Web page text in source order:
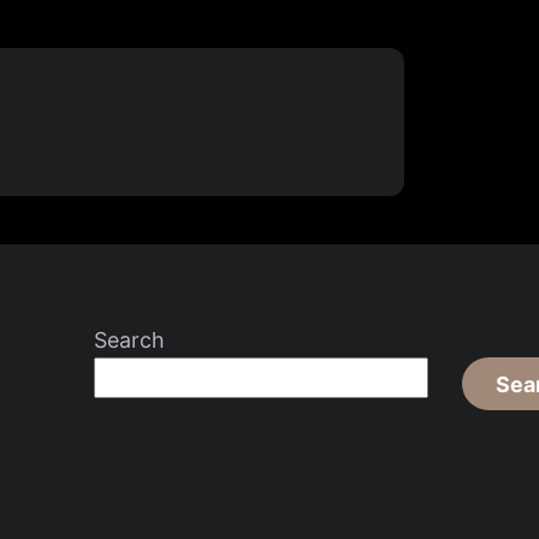
Search